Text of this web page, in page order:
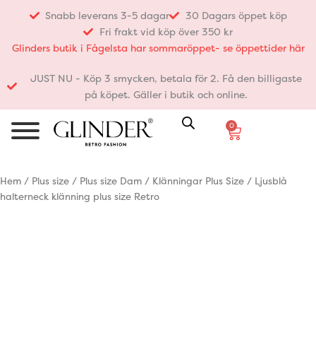
innehåll
Snabb leverans 3-5 dagar
30 Dagars öppet köp
Fri frakt vid köp över 350 kr
Glinders butik i Fågelsta har sommaröppet- se öppettider här
JUST NU - Köp 3 smycken, betala för 2. Få den billigaste
på köpet. Gäller i butik och online.
0
Varukorg
Hem / Plus size / Plus size Dam / Klänningar Plus Size / Ljusblå
halterneck klänning plus size Retro